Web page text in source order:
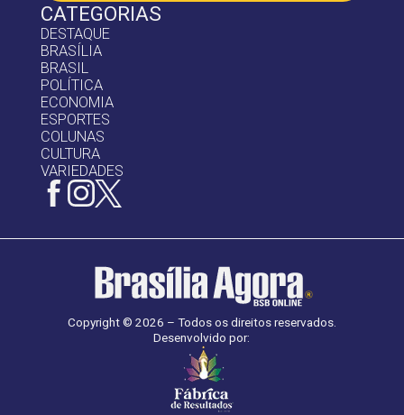
CATEGORIAS
DESTAQUE
BRASÍLIA
BRASIL
POLÍTICA
ECONOMIA
ESPORTES
COLUNAS
CULTURA
VARIEDADES
Copyright © 2026 – Todos os direitos reservados.
Desenvolvido por: